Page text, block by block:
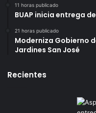
11 horas publicado
BUAP inicia entrega
21 horas publicado
Moderniza Gobierno
Jardines San José
Recientes